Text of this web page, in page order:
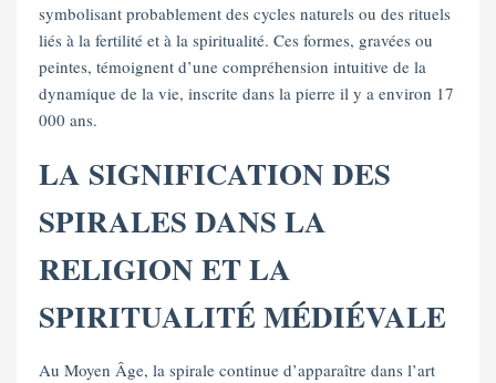
symbolisant probablement des cycles naturels ou des rituels
liés à la fertilité et à la spiritualité. Ces formes, gravées ou
peintes, témoignent d’une compréhension intuitive de la
dynamique de la vie, inscrite dans la pierre il y a environ 17
000 ans.
LA SIGNIFICATION DES
SPIRALES DANS LA
RELIGION ET LA
SPIRITUALITÉ MÉDIÉVALE
Au Moyen Âge, la spirale continue d’apparaître dans l’art